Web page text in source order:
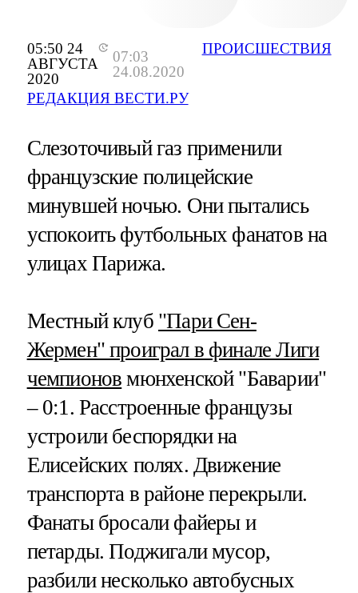
05:50 24
АВГУСТА
2020
07:03
24.08.2020
РЕДАКЦИЯ ВЕСТИ.РУ
ПРОИСШЕСТВИЯ
Слезоточивый газ применили
французские полицейские
минувшей ночью. Они пытались
успокоить футбольных фанатов на
улицах Парижа.
Местный клуб "Пари Сен-
Жермен" проиграл в финале Лиги
чемпионов мюнхенской "Баварии"
– 0:1. Расстроенные французы
устроили беспорядки на
Елисейских полях. Движение
транспорта в районе перекрыли.
Фанаты бросали файеры и
петарды. Поджигали мусор,
разбили несколько автобусных